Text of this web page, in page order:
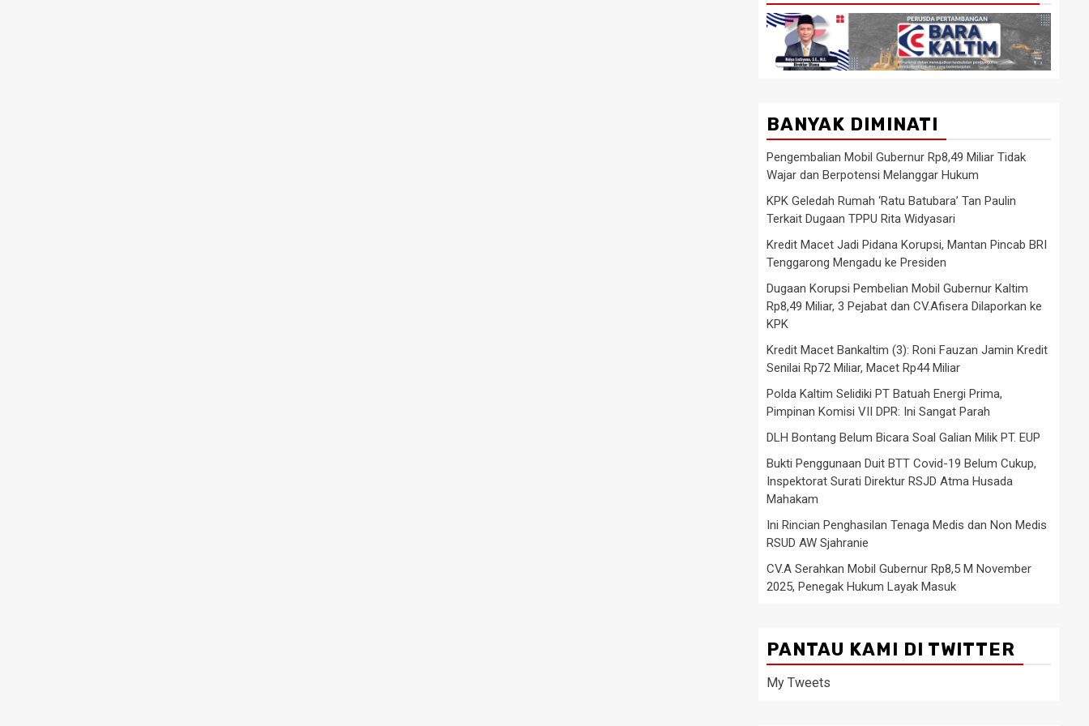
BANYAK DIMINATI
Pengembalian Mobil Gubernur Rp8,49 Miliar Tidak
Wajar dan Berpotensi Melanggar Hukum
KPK Geledah Rumah ‘Ratu Batubara’ Tan Paulin
Terkait Dugaan TPPU Rita Widyasari
Kredit Macet Jadi Pidana Korupsi, Mantan Pincab BRI
Tenggarong Mengadu ke Presiden
Dugaan Korupsi Pembelian Mobil Gubernur Kaltim
Rp8,49 Miliar, 3 Pejabat dan CV.Afisera Dilaporkan ke
KPK
Kredit Macet Bankaltim (3): Roni Fauzan Jamin Kredit
Senilai Rp72 Miliar, Macet Rp44 Miliar
Polda Kaltim Selidiki PT Batuah Energi Prima,
Pimpinan Komisi VII DPR: Ini Sangat Parah
DLH Bontang Belum Bicara Soal Galian Milik PT. EUP
Bukti Penggunaan Duit BTT Covid-19 Belum Cukup,
Inspektorat Surati Direktur RSJD Atma Husada
Mahakam
Ini Rincian Penghasilan Tenaga Medis dan Non Medis
RSUD AW Sjahranie
CV.A Serahkan Mobil Gubernur Rp8,5 M November
2025, Penegak Hukum Layak Masuk
PANTAU KAMI DI TWITTER
My Tweets